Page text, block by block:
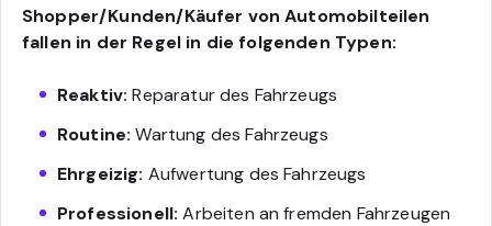
Shopper/Kunden/Käufer von Automobilteilen
fallen in der Regel in die folgenden Typen:
Reaktiv: Reparatur des Fahrzeugs
Routine:Wartung des Fahrzeugs
Ehrgeizig: Aufwertung des Fahrzeugs
Professionell: Arbeiten an fremden Fahrzeugen